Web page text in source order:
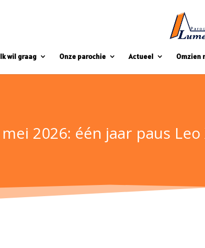
Ik wil graag Onze parochie Actueel Omzien
2026: één jaar paus Leo